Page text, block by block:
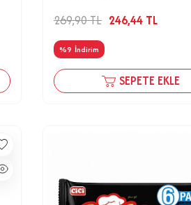
269,90TL 246,44 TL
%9 İndirim
SEPETE EKLE